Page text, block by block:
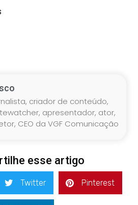
criador de conteúdo,
apresentador, ator,
CEO da VGF Comunicação
esse artigo
Twitter Pinterest